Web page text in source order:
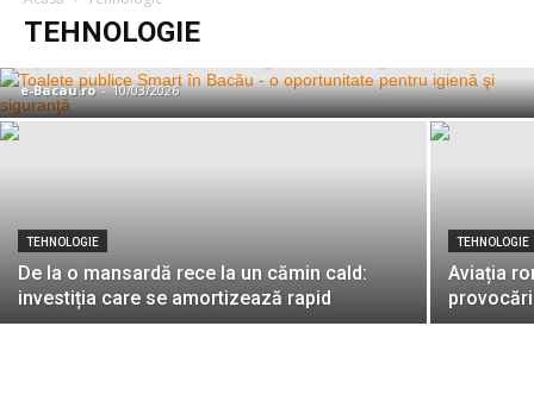
TEHNOLOGIE
Toalete publice Smart în Bacău – o
e-Bacau.ro - 10/03/2026
TEHNOLOGIE
De la o mansardă rece la un cămin cald:
investiția care se amortizează rapid
TEHNOLOGIE
Aviația